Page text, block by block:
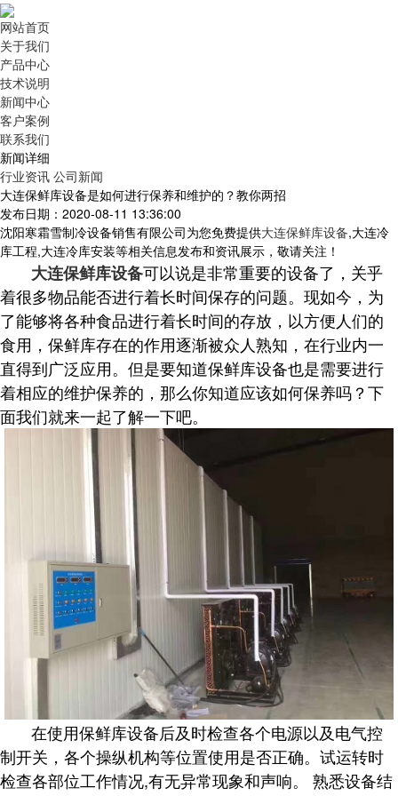
网站首页
关于我们
产品中心
技术说明
新闻中心
客户案例
联系我们
新闻详细
行业资讯 公司新闻
大连保鲜库设备是如何进行保养和维护的？教你两招
发布日期：2020-08-11 13:36:00
沈阳寒霜雪制冷设备销售有限公司为您免费提供大连保鲜库设备,大连冷
库工程,大连冷库安装等相关信息发布和资讯展示，敬请关注！
大连保鲜库设备可以说是非常重要的设备了，关乎
着很多物品能否进行着长时间保存的问题。现如今，为
了能够将各种食品进行着长时间的存放，以方便人们的
食用，保鲜库存在的作用逐渐被众人熟知，在行业内一
直得到广泛应用。但是要知道保鲜库设备也是需要进行
着相应的维护保养的，那么你知道应该如何保养吗？下
面我们就来一起了解一下吧。
在使用保鲜库设备后及时检查各个电源以及电气控
制开关，各个操纵机构等位置使用是否正确。试运转时
检查各部位工作情况,有无异常现象和声响。 熟悉设备结